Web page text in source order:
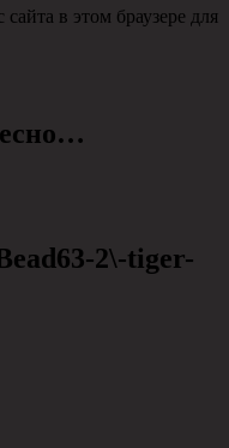
в этом браузере для
2\-tiger-